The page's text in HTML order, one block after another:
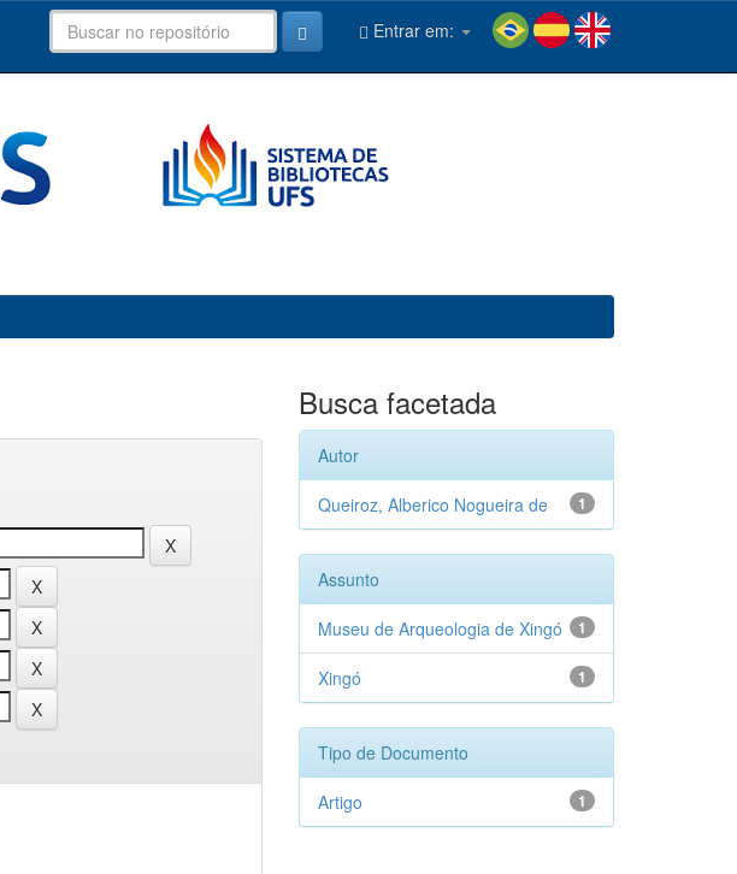
Entrar em:
Busca facetada
Autor
1
Queiroz, Alberico Nogueira de
Assunto
1
Museu de Arqueologia de Xingó
1
Xingó
Tipo de Documento
1
Artigo